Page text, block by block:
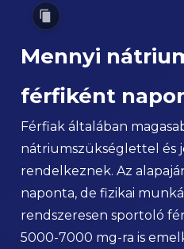
Mennyi
férfiként
Férfiak általában
nátriumszükséglettel és
rendelkeznek. Az
naponta, de fizikai
rendszeresen sportoló
5000-7000 mg-ra is